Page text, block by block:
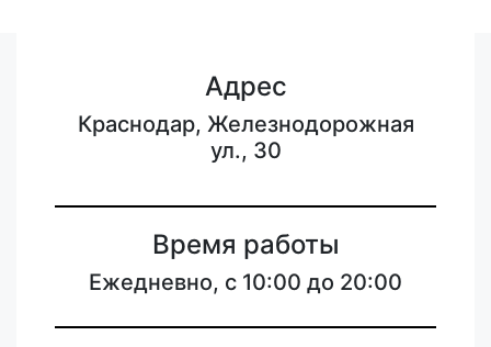
Адрес
Краснодар, Железнодорожная
ул., 30
Время работы
Ежедневно, с 10:00 до 20:00